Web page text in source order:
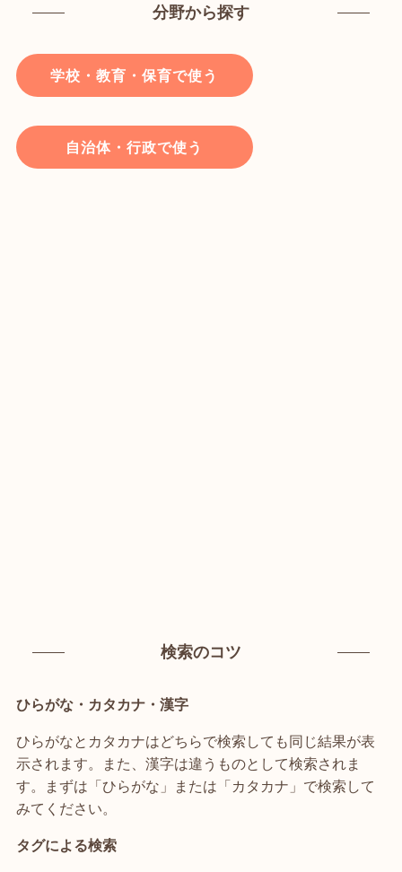
分野から探す
学校・教育・保育で使う
自治体・行政で使う
検索のコツ
ひらがな・カタカナ・漢字
ひらがなとカタカナはどちらで検索しても同じ結果が表
示されます。また、漢字は違うものとして検索されま
す。まずは「ひらがな」または「カタカナ」で検索して
みてください。
タグによる検索